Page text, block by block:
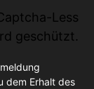
Less
geschützt.
dem Erhalt des